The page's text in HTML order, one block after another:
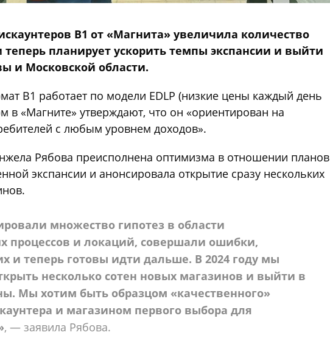
В1 от «Магнита» увеличила количество
теперь планирует ускорить темпы экспансии и выйти
и Московской области.
В1 работает по модели EDLP (низкие цены каждый день
в «Магните» утверждают, что он «ориентирован на
с любым уровнем доходов».
Рябова преисполнена оптимизма в отношении планов
экспансии и анонсировала открытие сразу нескольких
множество гипотез в области
процессов и локаций, совершали ошибки,
и теперь готовы идти дальше. В 2024 году мы
несколько сотен новых магазинов и выйти в
Мы хотим быть образцом «качественного»
и магазином первого выбора для
, — заявила Рябова.